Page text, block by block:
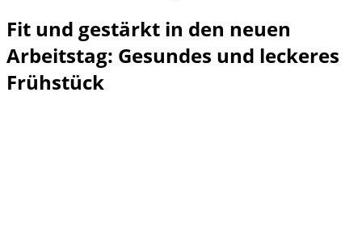
Fit und gestärkt in den neuen
Arbeitstag: Gesundes und leckeres
Frühstück